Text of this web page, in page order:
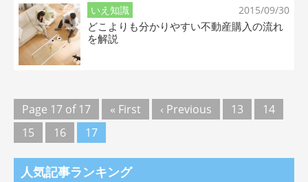
いえ知識 2015/09/30
どこよりも分かりやすい不動産購入の流れ
を解説
Page 17 of 17 « First ‹ Previous 13
14
15
16 17
人気記事ランキング